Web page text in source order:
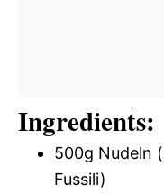
Ingredients:
500g Nudeln
Fussili)